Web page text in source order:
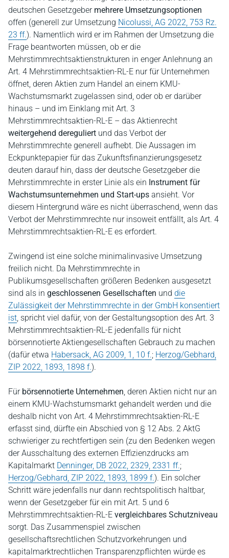
deutschen Gesetzgeber mehrere Umsetzungsoptionen
offen (generell zur Umsetzung Nicolussi, AG 2022, 753 Rz.
23 ff.). Namentlich wird er im Rahmen der Umsetzung die
Frage beantworten müssen, ob er die
Mehrstimmrechtsaktienstrukturen in enger Anlehnung an
Art. 4 Mehrstimmrechtsaktien-RL-E nur für Unternehmen
öffnet, deren Aktien zum Handel an einem KMU-
Wachstumsmarkt zugelassen sind, oder ob er darüber
hinaus – und im Einklang mit Art. 3
Mehrstimmrechtsaktien-RL-E – das Aktienrecht
weitergehend dereguliert und das Verbot der
Mehrstimmrechte generell aufhebt. Die Aussagen im
Eckpunktepapier für das Zukunftsfinanzierungsgesetz
deuten darauf hin, dass der deutsche Gesetzgeber die
Mehrstimmrechte in erster Linie als ein Instrument für
Wachstumsunternehmen und Start-ups ansieht. Vor
diesem Hintergrund wäre es nicht überraschend, wenn das
Verbot der Mehrstimmrechte nur insoweit entfällt, als Art. 4
Mehrstimmrechtsaktien-RL-E es erfordert.
Zwingend ist eine solche minimalinvasive Umsetzung
freilich nicht. Da Mehrstimmrechte in
Publikumsgesellschaften größeren Bedenken ausgesetzt
sind als in geschlossenen Gesellschaften und die
Zulässigkeit der Mehrstimmrechte in der GmbH konsentiert
ist, spricht viel dafür, von der Gestaltungsoption des Art. 3
Mehrstimmrechtsaktien-RL-E jedenfalls für nicht
börsennotierte Aktiengesellschaften Gebrauch zu machen
(dafür etwa Habersack, AG 2009, 1, 10 f.; Herzog/Gebhard,
ZIP 2022, 1893, 1898 f.).
Für börsennotierte Unternehmen, deren Aktien nicht nur an
einem KMU-Wachstumsmarkt gehandelt werden und die
deshalb nicht von Art. 4 Mehrstimmrechtsaktien-RL-E
erfasst sind, dürfte ein Abschied von § 12 Abs. 2 AktG
schwieriger zu rechtfertigen sein (zu den Bedenken wegen
der Ausschaltung des externen Effizienzdrucks am
Kapitalmarkt Denninger, DB 2022, 2329, 2331 ff.;
Herzog/Gebhard, ZIP 2022, 1893, 1899 f.). Ein solcher
Schritt wäre jedenfalls nur dann rechtspolitisch haltbar,
wenn der Gesetzgeber für ein mit Art. 5 und 6
Mehrstimmrechtsaktien-RL-E vergleichbares Schutzniveau
sorgt. Das Zusammenspiel zwischen
gesellschaftsrechtlichen Schutzvorkehrungen und
kapitalmarktrechtlichen Transparenzpflichten würde es